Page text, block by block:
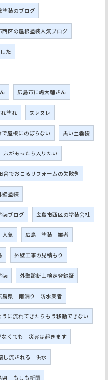
塗装のブログ
西区の屋根塗装人気ブログ
た
広島市に嶋大輔さん
塗れ ヌレヌレ
屋根にのぼらない 黒い土嚢袋
穴があったら入りたい
舎でおこるリフォームの失敗例
壁塗装
装ブログ 広島市西区の塗装会社
気 広島 塗装 業者
外壁工事の見積もり
装 外壁診断士検定登録証
島県 雨漏り 防水業者
うに流れてきたらもう移動できない
なくても 災害は起きます
し流される 洪水
県 もしも新聞